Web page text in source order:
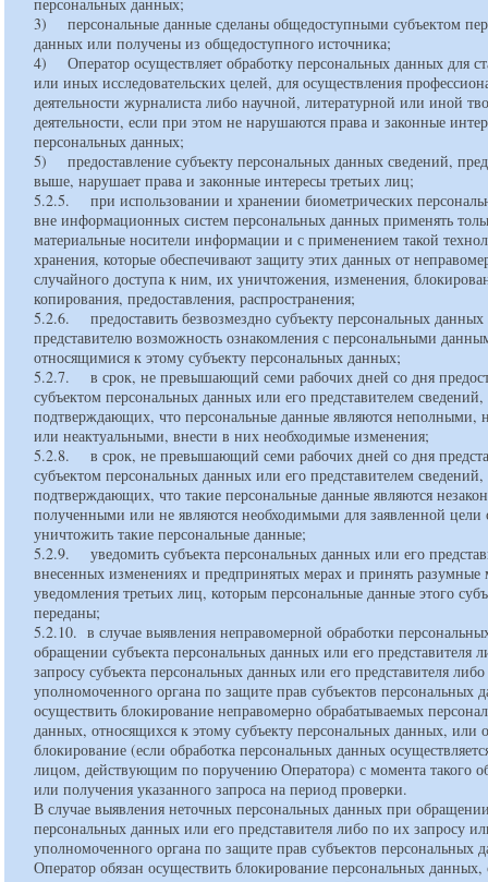
3) персональные данные сделаны общедоступными субъектом
данных или получены из общедоступного источника;
4) Оператор осуществляет обработку персональных данных для
или иных исследовательских целей, для осуществления
деятельности журналиста либо научной, литературной или иной
деятельности, если при этом не нарушаются права и законные
персональных данных;
5) предоставление субъекту персональных данных сведений,
выше, нарушает права и законные интересы третьих лиц;
5.2.5. при использовании и хранении биометрических
вне информационных систем персональных данных применять
материальные носители информации и с применением такой
хранения, которые обеспечивают защиту этих данных от
случайного доступа к ним, их уничтожения, изменения,
копирования, предоставления, распространения;
5.2.6. предоставить безвозмездно субъекту персональных данных
представителю возможность ознакомления с персональными
относящимися к этому субъекту персональных данных;
5.2.7. в срок, не превышающий семи рабочих дней со дня
субъектом персональных данных или его представителем сведений,
подтверждающих, что персональные данные являются неполными,
или неактуальными, внести в них необходимые изменения;
5.2.8. в срок, не превышающий семи рабочих дней со дня
субъектом персональных данных или его представителем сведений,
подтверждающих, что такие персональные данные являются
полученными или не являются необходимыми для заявленной цели
уничтожить такие персональные данные;
5.2.9. уведомить субъекта персональных данных или его
внесенных изменениях и предпринятых мерах и принять разумные
уведомления третьих лиц, которым персональные данные этого
переданы;
5.2.10. в случае выявления неправомерной обработки
обращении субъекта персональных данных или его представителя
запросу субъекта персональных данных или его представителя либо
уполномоченного органа по защите прав субъектов персональных
осуществить блокирование неправомерно обрабатываемых
данных, относящихся к этому субъекту персональных данных, или
блокирование (если обработка персональных данных
лицом, действующим по поручению Оператора) с момента такого
или получения указанного запроса на период проверки.
В случае выявления неточных персональных данных при
персональных данных или его представителя либо по их запросу
уполномоченного органа по защите прав субъектов персональных
Оператор обязан осуществить блокирование персональных